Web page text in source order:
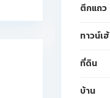
ตึกแถว
ทาวน์เ
ที่ดิน
บ้าน